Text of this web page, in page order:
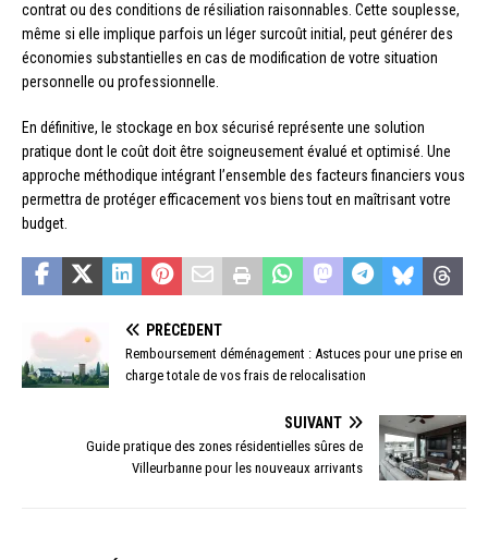
contrat ou des conditions de résiliation raisonnables. Cette souplesse,
même si elle implique parfois un léger surcoût initial, peut générer des
économies substantielles en cas de modification de votre situation
personnelle ou professionnelle.
En définitive, le stockage en box sécurisé représente une solution
pratique dont le coût doit être soigneusement évalué et optimisé. Une
approche méthodique intégrant l’ensemble des facteurs financiers vous
permettra de protéger efficacement vos biens tout en maîtrisant votre
budget.
PRÉCÉDENT
Remboursement déménagement : Astuces pour une prise en
charge totale de vos frais de relocalisation
SUIVANT
Guide pratique des zones résidentielles sûres de
Villeurbanne pour les nouveaux arrivants